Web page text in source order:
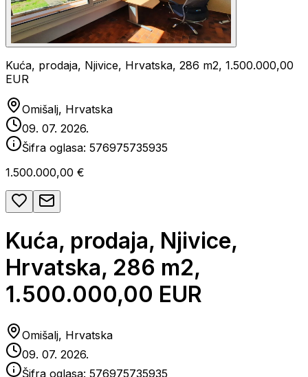
Kuća, prodaja, Njivice, Hrvatska, 286 m2, 1.500.000,00
EUR
Omišalj, Hrvatska
09. 07. 2026.
Šifra oglasa: 576975735935
1.500.000,00 €
Kuća, prodaja, Njivice,
Hrvatska, 286 m2,
1.500.000,00 EUR
Omišalj, Hrvatska
09. 07. 2026.
Šifra oglasa: 576975735935